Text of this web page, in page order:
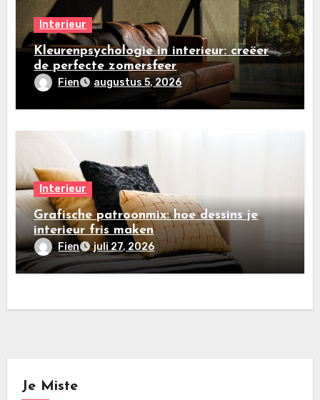
Interieur
Kleurenpsychologie in interieur: creëer
de perfecte zomersfeer
Fien augustus 5, 2026
Interieur
Grafische patroonmix: hoe dessins je
interieur fris maken
Fien juli 27, 2026
Je Miste